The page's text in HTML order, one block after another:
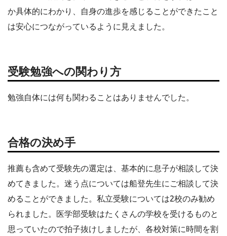
か具体的にわかり、自身の進歩を感じることができたこと
は安心につながっているように見えました。
受験勉強への関わり方
勉強自体には何も関わることはありませんでした。
合格の決め手
推薦も含めて受験先の選定は、基本的に息子が相談して決
めてきました。迷う点については船登先生にご相談して決
めることができました。私立受験については2校のみ勧め
られました。医学部受験はたくさんの学校を受けるものと
思っていたので拍子抜けしましたが、各校対策に時間を割